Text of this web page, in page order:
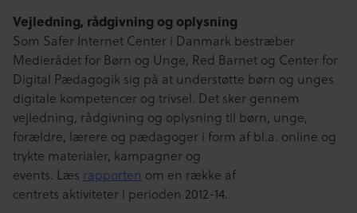
Vejledning, rådgivning og oplysning
Som Safer Internet Center i Danmark bestræber
Medierådet for Børn og Unge, Red Barnet og Center for
Digital Pædagogik sig på at understøtte børn og unges
digitale kompetencer og trivsel. Det sker gennem
vejledning, rådgivning og oplysning til børn, unge,
forældre, lærere og pædagoger i form af bl.a. online og
trykte materialer, kampagner og
events. Læs rapporten om en række af
centrets aktiviteter i perioden 2012-14.